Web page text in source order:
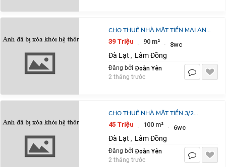
CHO THUÊ NHÀ MẶT TIỀN MAI ANH
ĐÀO PHƯỜNG 8 ĐÀ LẠT
39 Triệu · 90 m² · 8wc
Đà Lạt , Lâm Đồng
Đăng bởi Đoàn Yên
2 tháng trước
CHO THUÊ NHÀ MẶT TIỀN 3/2
PHƯỜNG 4 ĐÀ LẠT 45
45 Triệu · 100 m² · 6wc
Đà Lạt , Lâm Đồng
Đăng bởi Đoàn Yên
2 tháng trước